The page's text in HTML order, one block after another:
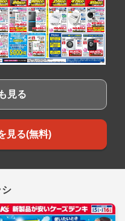
見る
見る(無料)
シ